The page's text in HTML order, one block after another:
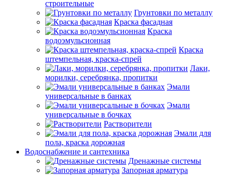
строительные
Грунтовки по металлу
Краска фасадная
Краска
водоэмульсионная
Краска
штемпельная, краска-спрей
Лаки,
морилки, серебрянка, пропитки
Эмали
универсальные в банках
Эмали
универсальные в бочках
Растворители
Эмали для
пола, краска дорожная
Водоснабжение и сантехника
Дренажные системы
Запорная арматура